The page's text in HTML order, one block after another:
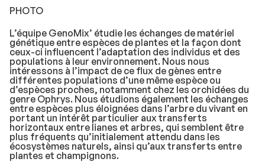
PHOTO
L’équipe GenoMix’ étudie les échanges de matériel
génétique entre espèces de plantes et la façon dont
ceux-ci influencent l’adaptation des individus et des
populations à leur environnement. Nous nous
intéressons à l’impact de ce flux de gènes entre
différentes populations d’une même espèce ou
d’espèces proches, notamment chez les orchidées du
genre Ophrys. Nous étudions également les échanges
entre espèces plus éloignées dans l’arbre du vivant en
portant un intérêt particulier aux transferts
horizontaux entre lianes et arbres, qui semblent être
plus fréquents qu’initialement attendu dans les
écosystèmes naturels, ainsi qu’aux transferts entre
plantes et champignons.